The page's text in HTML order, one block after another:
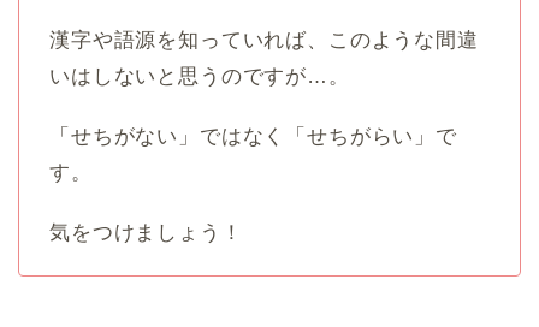
漢字や語源を知っていれば、このような間違
いはしないと思うのですが…。
「せちがない」ではなく「せちがらい」で
す。
気をつけましょう！